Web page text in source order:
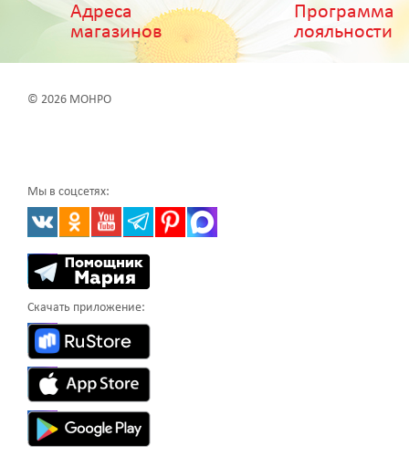
Адреса
магазинов
Программа
лояльности
© 2026 МОНРО
Мы в соцсетях:
Скачать приложение: